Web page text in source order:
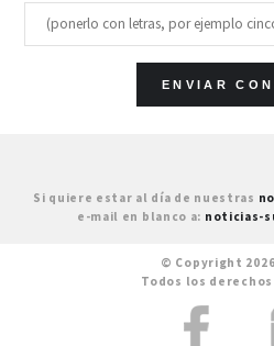
Si quiere estar al día de nuestras
e-mail en blanco a: noticias-
© Copyright 2026
Todos los